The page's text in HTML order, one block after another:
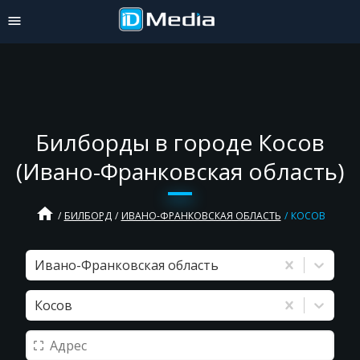
Билборды в городе Косов
(Ивано-Франковская область)
home БИЛБОРД ИВАНО-ФРАНКОВСКАЯ ОБЛАСТЬ КОСОВ
Ивано-Франковская область
Косов